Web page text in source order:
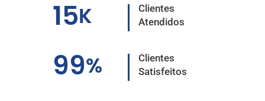
15 K
Clientes
Atendidos
99%
Clientes
Satisfeitos